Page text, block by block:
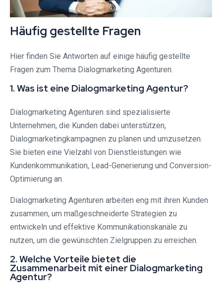
Häufig gestellte Fragen
Hier finden Sie Antworten auf einige häufig gestellte
Fragen zum Thema Dialogmarketing Agenturen.
1. Was ist eine Dialogmarketing Agentur?
Dialogmarketing Agenturen sind spezialisierte
Unternehmen, die Kunden dabei unterstützen,
Dialogmarketingkampagnen zu planen und umzusetzen.
Sie bieten eine Vielzahl von Dienstleistungen wie
Kundenkommunikation, Lead-Generierung und Conversion-
Optimierung an.
Dialogmarketing Agenturen arbeiten eng mit ihren Kunden
zusammen, um maßgeschneiderte Strategien zu
entwickeln und effektive Kommunikationskanäle zu
nutzen, um die gewünschten Zielgruppen zu erreichen.
2. Welche Vorteile bietet die
Zusammenarbeit mit einer Dialogmarketing
Agentur?